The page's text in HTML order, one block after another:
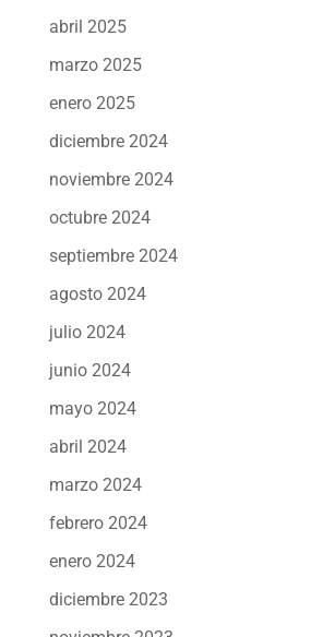
abril 2025
marzo 2025
enero 2025
diciembre 2024
noviembre 2024
octubre 2024
septiembre 2024
agosto 2024
julio 2024
junio 2024
mayo 2024
abril 2024
marzo 2024
febrero 2024
enero 2024
diciembre 2023